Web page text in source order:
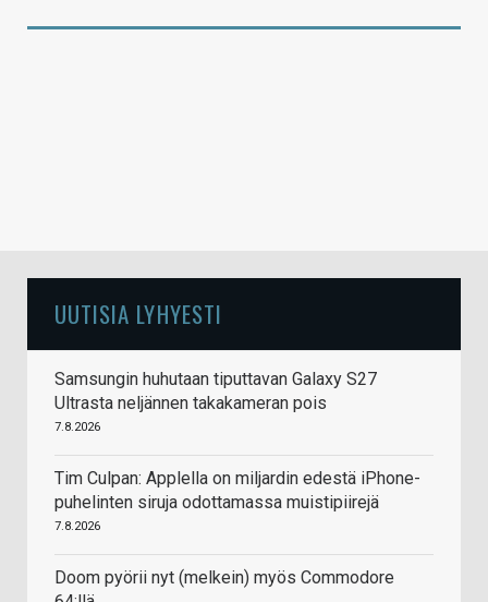
UUTISIA LYHYESTI
Samsungin huhutaan tiputtavan Galaxy S27
Ultrasta neljännen takakameran pois
7.8.2026
Tim Culpan: Applella on miljardin edestä iPhone-
puhelinten siruja odottamassa muistipiirejä
7.8.2026
Doom pyörii nyt (melkein) myös Commodore